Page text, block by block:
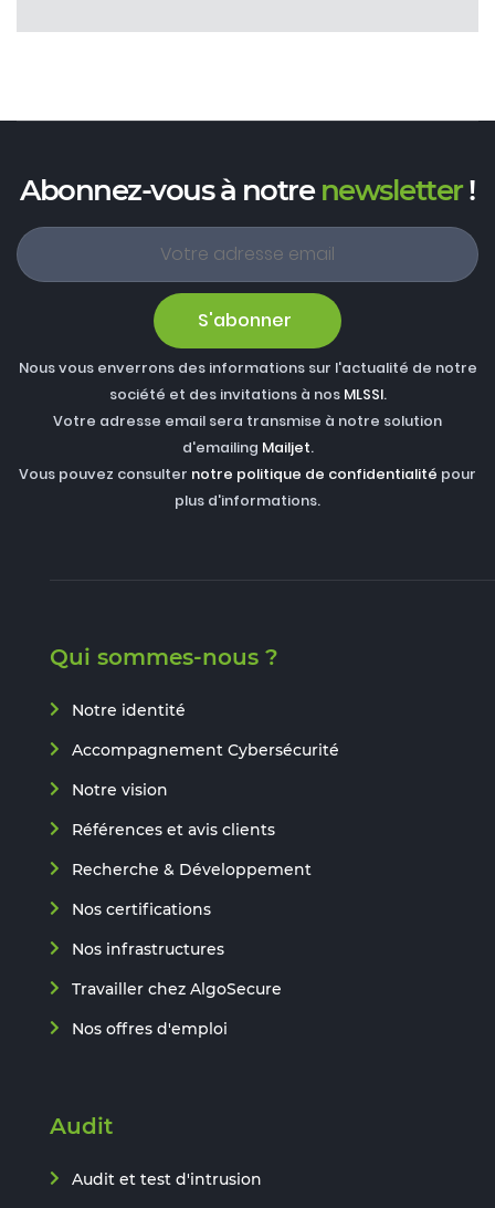
Abonnez-vous à notrenewsletter!
S'abonner
Nous vous enverrons des informations sur l'actualité de notre
société et des invitations à nos MLSSI.
Votre adresse email sera transmise à notre solution
d'emailing Mailjet.
Vous pouvez consulter notre politique de confidentialité pour
plus d'informations.
Qui sommes-nous ?
Notre identité
Accompagnement Cybersécurité
Notre vision
Références et avis clients
Recherche & Développement
Nos certifications
Nos infrastructures
Travailler chez AlgoSecure
Nos offres d'emploi
Audit
Audit et test d'intrusion